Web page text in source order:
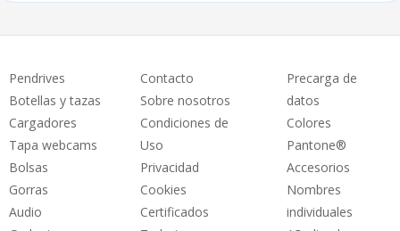
Pendrives
Botellas y tazas
Cargadores
Tapa webcams
Bolsas
Gorras
Audio
Contacto
Sobre nosotros
Condiciones de
Uso
Privacidad
Cookies
Certificados
Precarga de
datos
Colores
Pantone®
Accesorios
Nombres
individuales